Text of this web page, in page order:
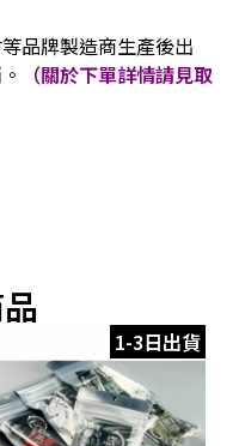
品牌製造商生產後出
（關於下單詳情請見取
1-3日出貨